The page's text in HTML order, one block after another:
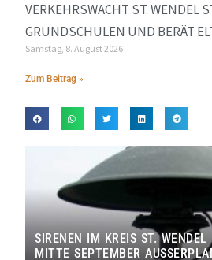
VERKEHRSWACHT ST. WENDEL
GRUNDSCHULEN UND BERÄT
Samstag, 8. August 2026
Zum Beitrag »
SIRENEN IM KREIS ST.
MITTE SEPTEMBER